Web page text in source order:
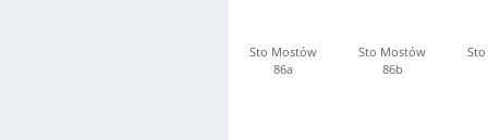
Sto Mostów
86a
Sto Mostów
86b